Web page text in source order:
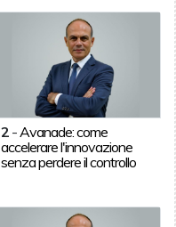
2 - Avanade: come
accelerare l'innovazione
senza perdere il controllo